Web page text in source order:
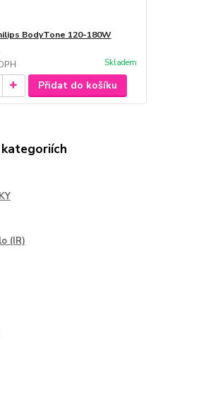
BodyTone 120-180W
Skladem
Přidat do košíku
(IR)